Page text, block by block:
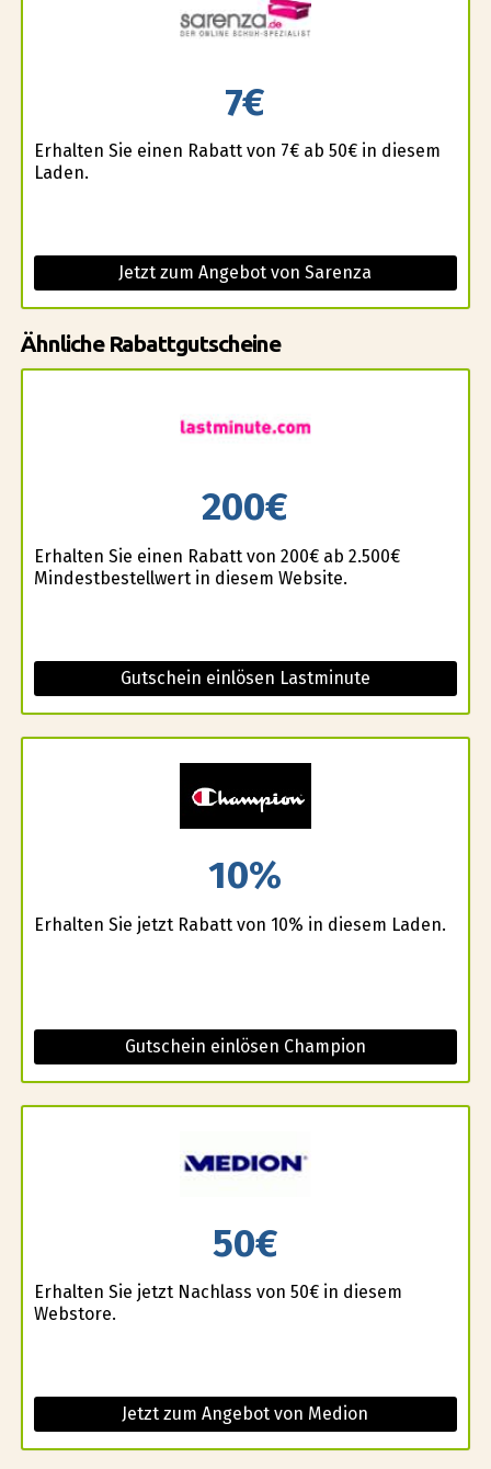
7€
Erhalten Sie einen Rabatt von 7€ ab 50€ in diesem
Laden.
Jetzt zum Angebot von Sarenza
Ähnliche Rabattgutscheine
200€
Erhalten Sie einen Rabatt von 200€ ab 2.500€
Mindestbestellwert in diesem Website.
Gutschein einlösen Lastminute
10%
Erhalten Sie jetzt Rabatt von 10% in diesem Laden.
Gutschein einlösen Champion
50€
Erhalten Sie jetzt Nachlass von 50€ in diesem
Webstore.
Jetzt zum Angebot von Medion